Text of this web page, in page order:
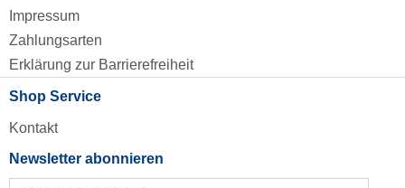
Impressum
Zahlungsarten
Erklärung zur Barrierefreiheit
Shop Service
Kontakt
Newsletter abonnieren